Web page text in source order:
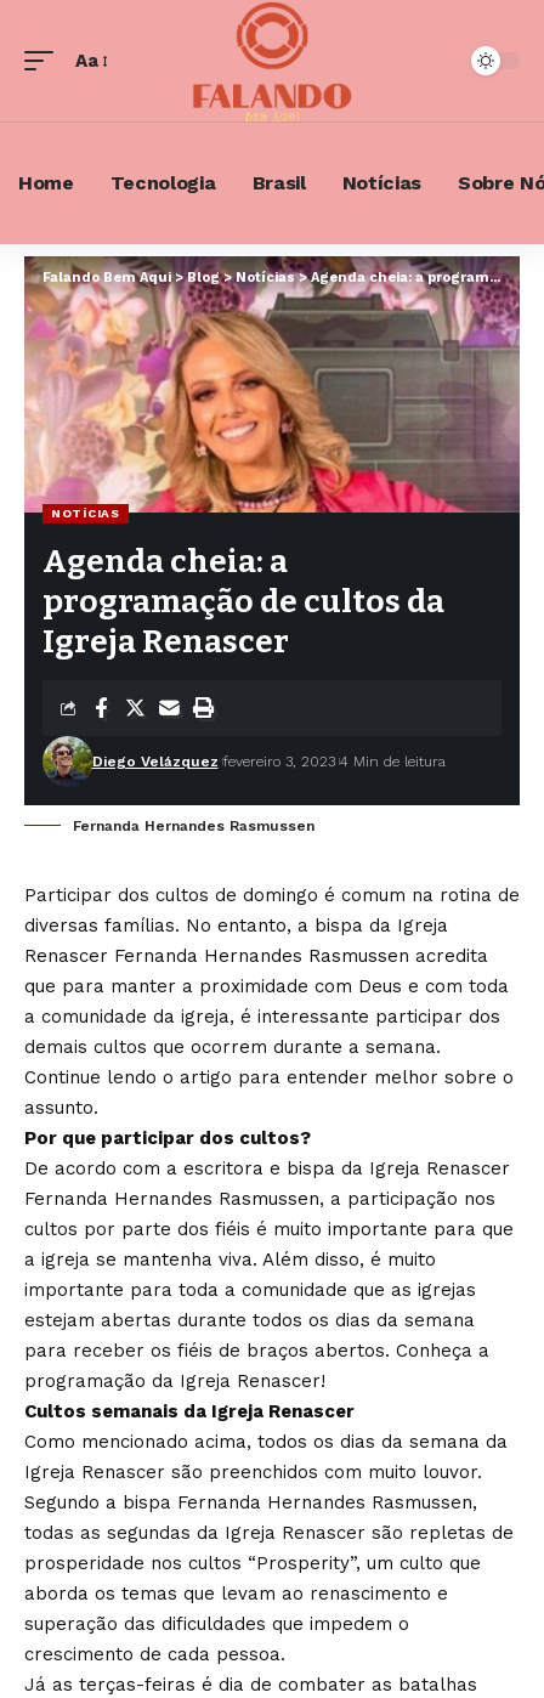
Font
Aa
Home Tecnologia Brasil Notícias Sobre
Falando Bem Aqui>Blog>Notícias>Agenda cheia: a programação de cultos da Igreja Renascer
NOTÍCIAS
Agenda cheia: a
programação de cultos da
Igreja Renascer
Diego Velázquez fevereiro 3, 2023 4 Min de leitura
Fernanda Hernandes Rasmussen
Participar dos cultos de domingo é comum na rotina de
diversas famílias. No entanto, a bispa da Igreja
Renascer Fernanda Hernandes Rasmussen acredita
que para manter a proximidade com Deus e com toda
a comunidade da igreja, é interessante participar dos
demais cultos que ocorrem durante a semana.
Continue lendo o artigo para entender melhor sobre o
assunto.
Por que participar dos cultos?
De acordo com a escritora e bispa da Igreja Renascer
Fernanda Hernandes Rasmussen, a participação nos
cultos por parte dos fiéis é muito importante para que
a igreja se mantenha viva. Além disso, é muito
importante para toda a comunidade que as igrejas
estejam abertas durante todos os dias da semana
para receber os fiéis de braços abertos. Conheça a
programação da Igreja Renascer!
Cultos semanais da Igreja Renascer
Como mencionado acima, todos os dias da semana da
Igreja Renascer são preenchidos com muito louvor.
Segundo a bispa Fernanda Hernandes Rasmussen,
todas as segundas da Igreja Renascer são repletas de
prosperidade nos cultos “Prosperity”, um culto que
aborda os temas que levam ao renascimento e
superação das dificuldades que impedem o
crescimento de cada pessoa.
Já as terças-feiras é dia de combater as batalhas